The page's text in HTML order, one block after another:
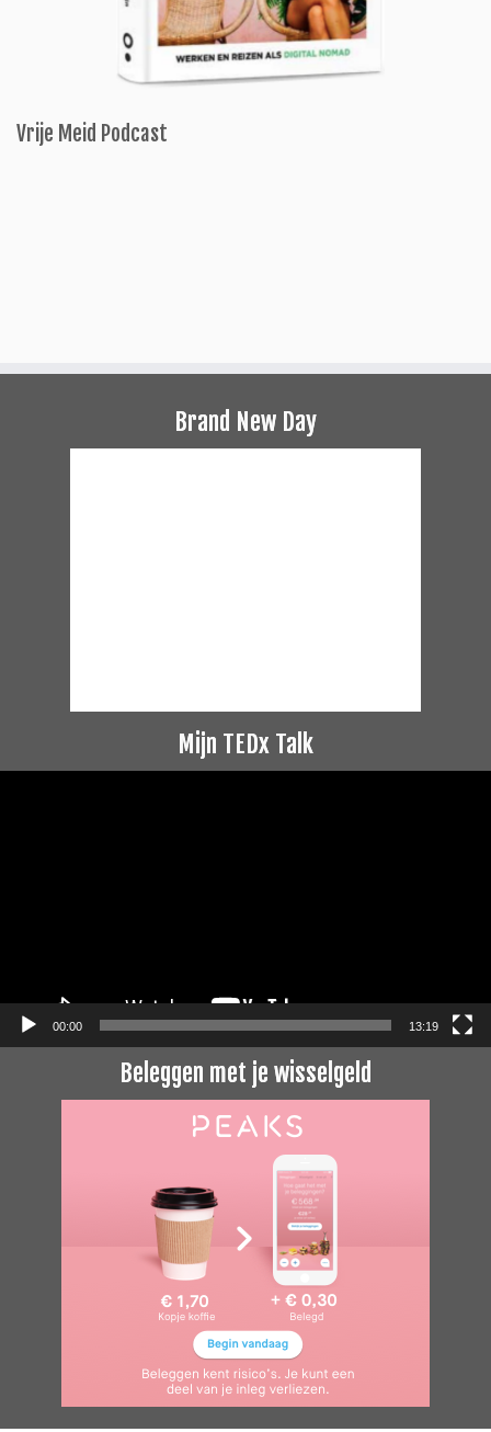
Vrije Meid Podcast
Brand New Day
Mijn TEDx Talk
00:00 13:19
Beleggen met je wisselgeld